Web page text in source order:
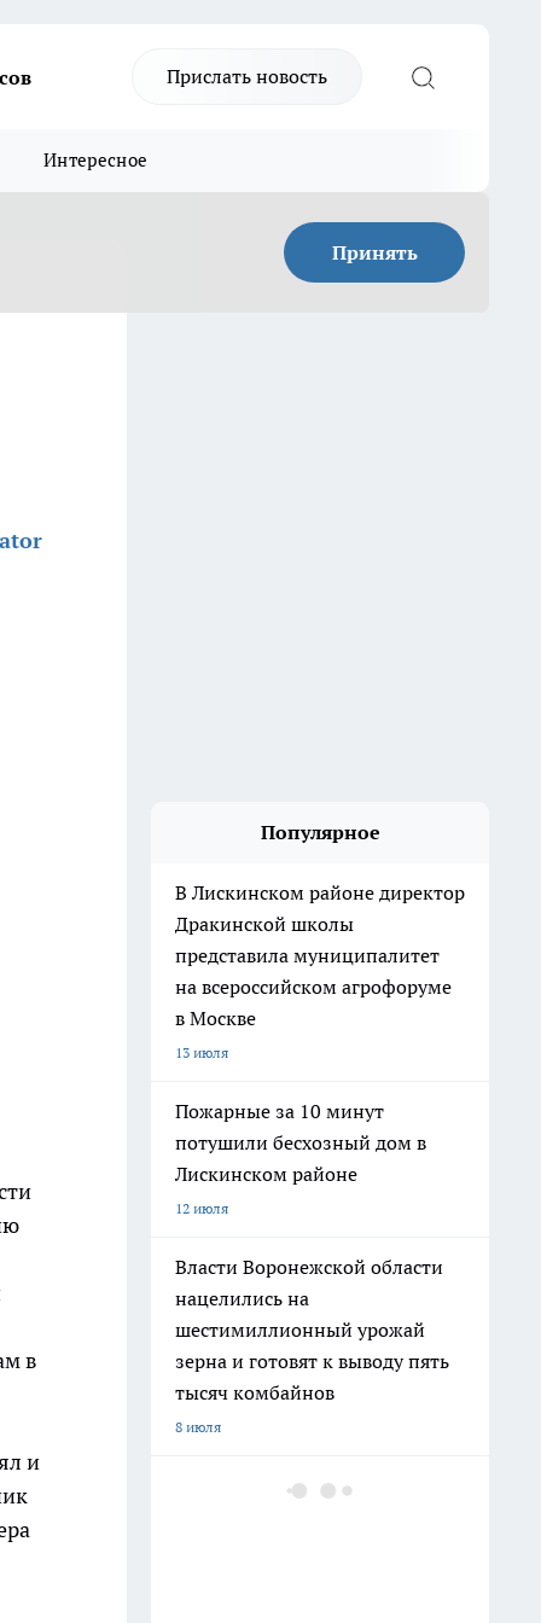
Прислать новость
Интересное
Принять
в
и
Популярное
В Лискинском районе директор
Дракинской школы
представила муниципалитет
на всероссийском агрофоруме
в Москве
13 июля
Пожарные за 10 минут
потушили бесхозный дом в
Лискинском районе
12 июля
Власти Воронежской области
нацелились на
шестимиллионный урожай
зерна и готовят к выводу пять
тысяч комбайнов
8 июля
В Воронежской области